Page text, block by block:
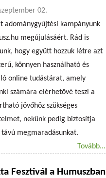
02.
adománygyűjtési kampányunk
megújulásáért. Rád is
hogy együtt hozzuk létre azt
könnyen használható és
online tudástárat, amely
számára elérhetővé teszi a
jövőhöz szükséges
nekünk pedig biztosítja
távú megmaradásunkat.
Tovább...
Fesztivál a Humuszban